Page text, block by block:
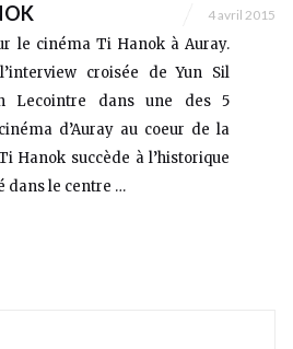
4 avril 2015
le cinéma Ti Hanok à Auray.
croisée de Yun Sil
Lecointre dans une des 5
d’Auray au coeur de la
Hanok succède à l’historique
dans le centre …